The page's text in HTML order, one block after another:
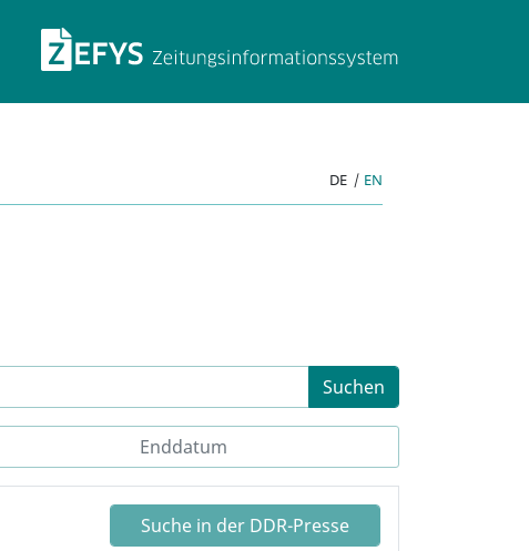
ZEFYS
DE | EN
Suchen
Suche in der DDR-Presse